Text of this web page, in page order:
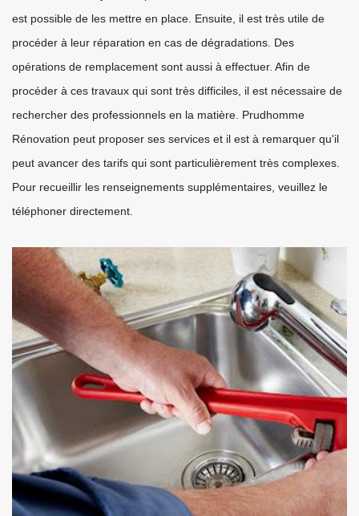
est possible de les mettre en place. Ensuite, il est très utile de
procéder à leur réparation en cas de dégradations. Des
opérations de remplacement sont aussi à effectuer. Afin de
procéder à ces travaux qui sont très difficiles, il est nécessaire de
rechercher des professionnels en la matière. Prudhomme
Rénovation peut proposer ses services et il est à remarquer qu'il
peut avancer des tarifs qui sont particulièrement très complexes.
Pour recueillir les renseignements supplémentaires, veuillez le
téléphoner directement.